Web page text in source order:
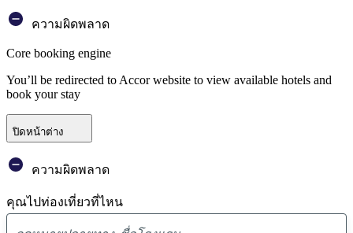
ความผิดพลาด
Core booking engine
You’ll be redirected to Accor website to view available hotels and
book your stay
ปิดหน้าต่าง
ความผิดพลาด
คุณไปท่องเที่ยวที่ไหน